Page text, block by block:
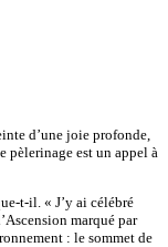
d’une joie profonde,
pèlerinage est un appel à
t-il. « J’y ai célébré
marqué par
: le sommet de